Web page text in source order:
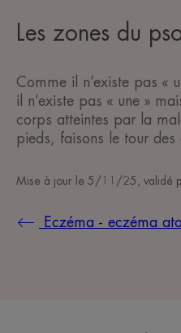
Les zones du
Comme il n’existe pas «
il n’existe pas « une »
corps atteintes par la
pieds, faisons le tour des
Mise à jour le 5/11/25 , validé
Eczéma - eczéma